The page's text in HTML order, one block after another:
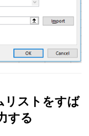
リストをすば
する